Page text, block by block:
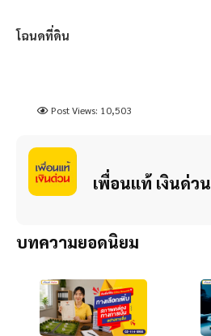
โฉนดที่ดิน
Post Views: 10,503
เพื่อนแท้ เงินด่วน
บทความยอดนิยม